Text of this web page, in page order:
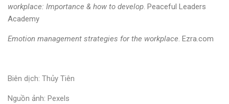
workplace: Importance & how to develop. Peaceful Leaders
Academy
Emotion management strategies for the workplace. Ezra.com
Biên dịch: Thủy Tiên
Nguồn ảnh: Pexels